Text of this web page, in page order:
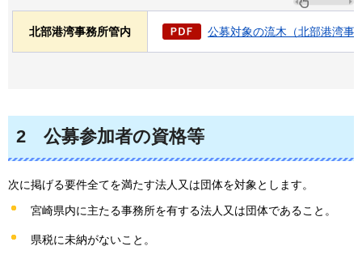
北部港湾事務所管内 公募対象の流木（北部港湾事
2 公募参加者の資格等
次に掲げる要件全てを満たす法人又は団体を対象とします。
宮崎県内に主たる事務所を有する法人又は団体であること。
県税に未納がないこと。